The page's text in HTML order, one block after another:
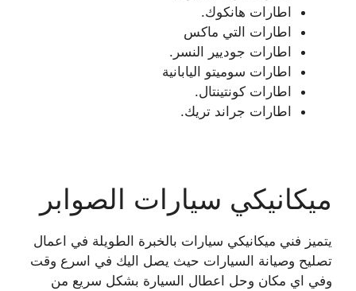
اطارات هانكوك.
اطارات التي ماكس
اطارات جوديير النسر.
اطارات سوميتو اليابانية
اطارات كونتينتال.
اطارات جراند تريك.
ميكانيكي سيارات الصوابر
يتميز فني ميكانيكي سيارات بالخبرة الطويلة في اعمال
تصليح وصيانة السيارات حيث يصل اليك في اسرع وقت
وفي اي مكان وحل اعطال السيارة بشكل سريع من